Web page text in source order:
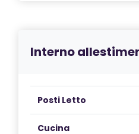
Interno
Posti Letto
Cucina